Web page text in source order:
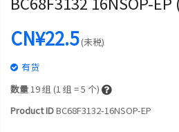
CN¥22.5(未税)
有货
数量19组 (1 组 = 5 个)
Product IDBC68F3132-16NSOP-EP